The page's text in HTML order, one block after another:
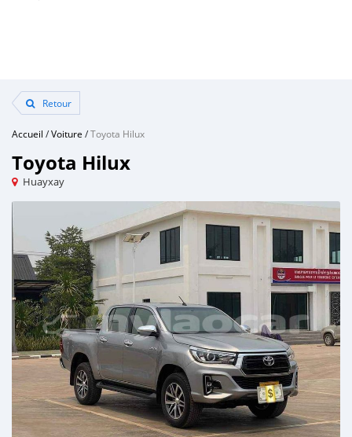
Retour
Accueil /Voiture /Toyota Hilux
Toyota Hilux
Huayxay